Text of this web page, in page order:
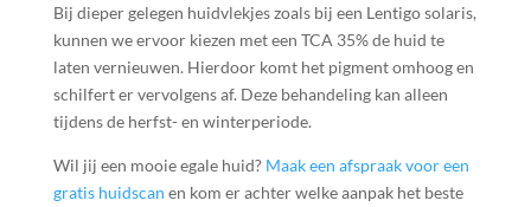
Bij dieper gelegen huidvlekjes zoals bij een Lentigo solaris,
kunnen we ervoor kiezen met een TCA 35% de huid te
laten vernieuwen. Hierdoor komt het pigment omhoog en
schilfert er vervolgens af. Deze behandeling kan alleen
tijdens de herfst- en winterperiode.
Wil jij een mooie egale huid? Maak een afspraak voor een
gratis huidscan en kom er achter welke aanpak het beste